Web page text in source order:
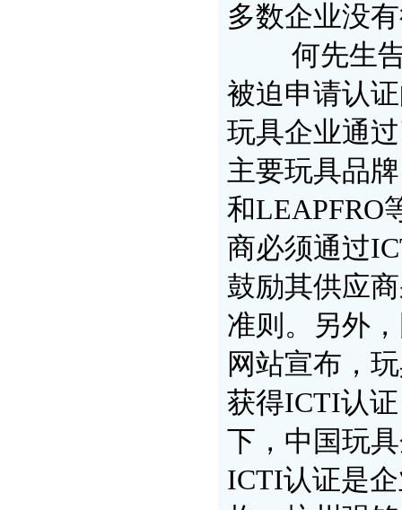
多数企业没
何先生告
被迫申请认
玩具企业通
主要玩具品
和LEAPFRO
商必须通过
鼓励其供应
准则。另外
网站宣布，
获得ICTI认
下，中国玩
ICTI认证是